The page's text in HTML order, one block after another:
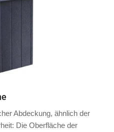
Abdeckung, ähnlich der
Die Oberfläche der